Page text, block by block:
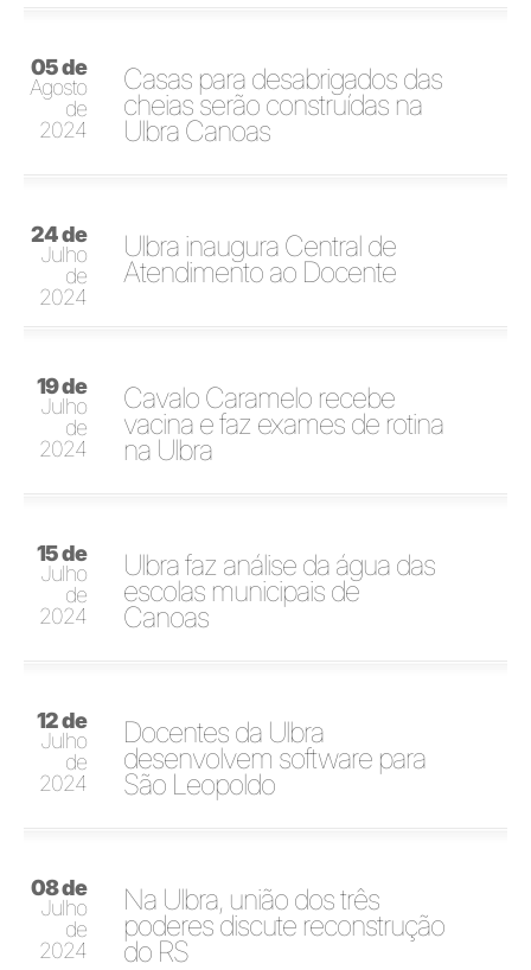
05 de
Agosto
de
2024
Casas para desabrigados das
cheias serão construídas na
Ulbra Canoas
24 de
Julho
de
2024
Ulbra inaugura Central de
Atendimento ao Docente
19 de
Julho
de
2024
Cavalo Caramelo recebe
vacina e faz exames de rotina
na Ulbra
15 de
Julho
de
2024
Ulbra faz análise da água das
escolas municipais de
Canoas
12 de
Julho
de
2024
Docentes da Ulbra
desenvolvem software para
São Leopoldo
08 de
Julho
de
2024
Na Ulbra, união dos três
poderes discute reconstrução
do RS